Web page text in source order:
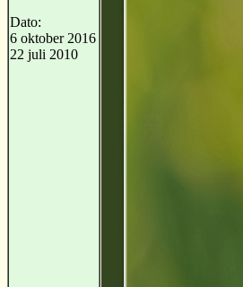
Dato:
6 oktober 2016
22 juli 2010